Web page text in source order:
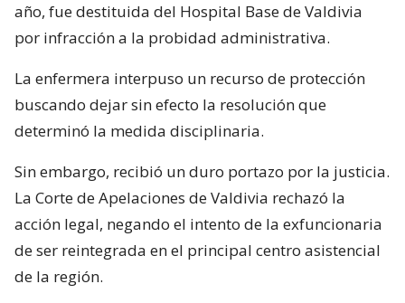
año, fue destituida del Hospital Base de Valdivia
por infracción a la probidad administrativa.
La enfermera interpuso un recurso de protección
buscando dejar sin efecto la resolución que
determinó la medida disciplinaria.
Sin embargo, recibió un duro portazo por la justicia.
La Corte de Apelaciones de Valdivia rechazó la
acción legal, negando el intento de la exfuncionaria
de ser reintegrada en el principal centro asistencial
de la región.